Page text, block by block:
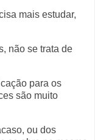
mais estudar,
não se trata de
para os
são muito
ou dos